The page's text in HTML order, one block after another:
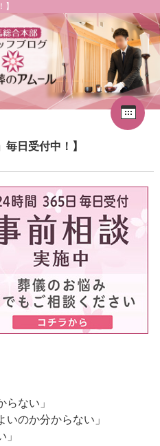
1
5 6
19 20 21
22
26 27 28
29
日受付中！】
らない」
いのか分からない」